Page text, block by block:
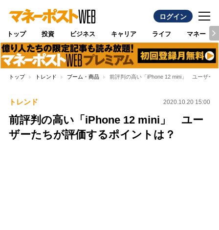
ログイン
トップ 投資 ビジネス キャリア ライフ マネー
トップ トレンド ブーム・商品 前評判の高い「iPhone 12 mini」 ユーザー
トレンド 2020.10.20 15:00
前評判の高い「iPhone 12 mini」 ユー
ザーたちが評価するポイントは？